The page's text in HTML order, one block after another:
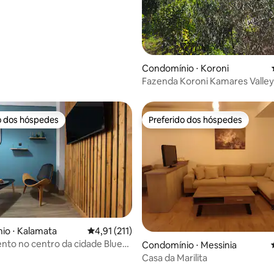
de 5, 120 avaliações Condomínio ⋅ Koroni
Fazenda Koroni Kamares
de 5, 13 avaliações
dos hóspedes
dos hóspedes
⋅ Kalamata 4,91 de uma avaliação média de 5, 211
4,91 (211)
no centro da cidade Blue
Preferido dos hóspedes
Preferido dos hóspedes
Condomínio ⋅ Messinia
Casa da Marilita